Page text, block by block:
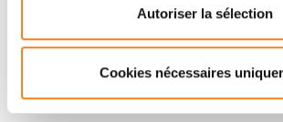
Autoriser la sélection
Cookies nécessaires
DANIEL LEVY
CNRS Research Director
HERVE